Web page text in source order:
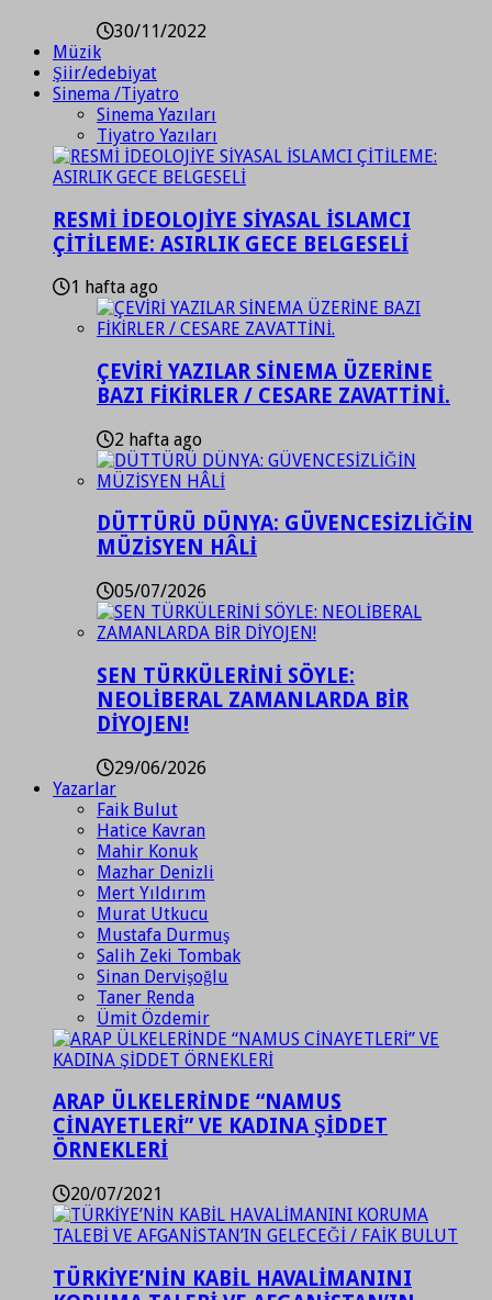
30/11/2022
Müzik
Şiir/edebiyat
Sinema /Tiyatro
Sinema Yazıları
Tiyatro Yazıları
RESMİ İDEOLOJİYE SİYASAL İSLAMCI
ÇİTİLEME: ASIRLIK GECE BELGESELİ
1 hafta ago
ÇEVİRİ YAZILAR SİNEMA ÜZERİNE
BAZI FİKİRLER / CESARE ZAVATTİNİ.
2 hafta ago
DÜTTÜRÜ DÜNYA: GÜVENCESİZLİĞİN
MÜZİSYEN HÂLİ
05/07/2026
SEN TÜRKÜLERİNİ SÖYLE:
NEOLİBERAL ZAMANLARDA BİR
DİYOJEN!
29/06/2026
Yazarlar
Faik Bulut
Hatice Kavran
Mahir Konuk
Mazhar Denizli
Mert Yıldırım
Murat Utkucu
Mustafa Durmuş
Salih Zeki Tombak
Sinan Dervişoğlu
Taner Renda
Ümit Özdemir
ARAP ÜLKELERİNDE “NAMUS
CİNAYETLERİ” VE KADINA ŞİDDET
ÖRNEKLERİ
20/07/2021
TÜRKİYE’NİN KABİL HAVALİMANINI